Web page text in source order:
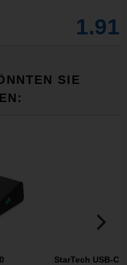
SIE
StarTech USB-C